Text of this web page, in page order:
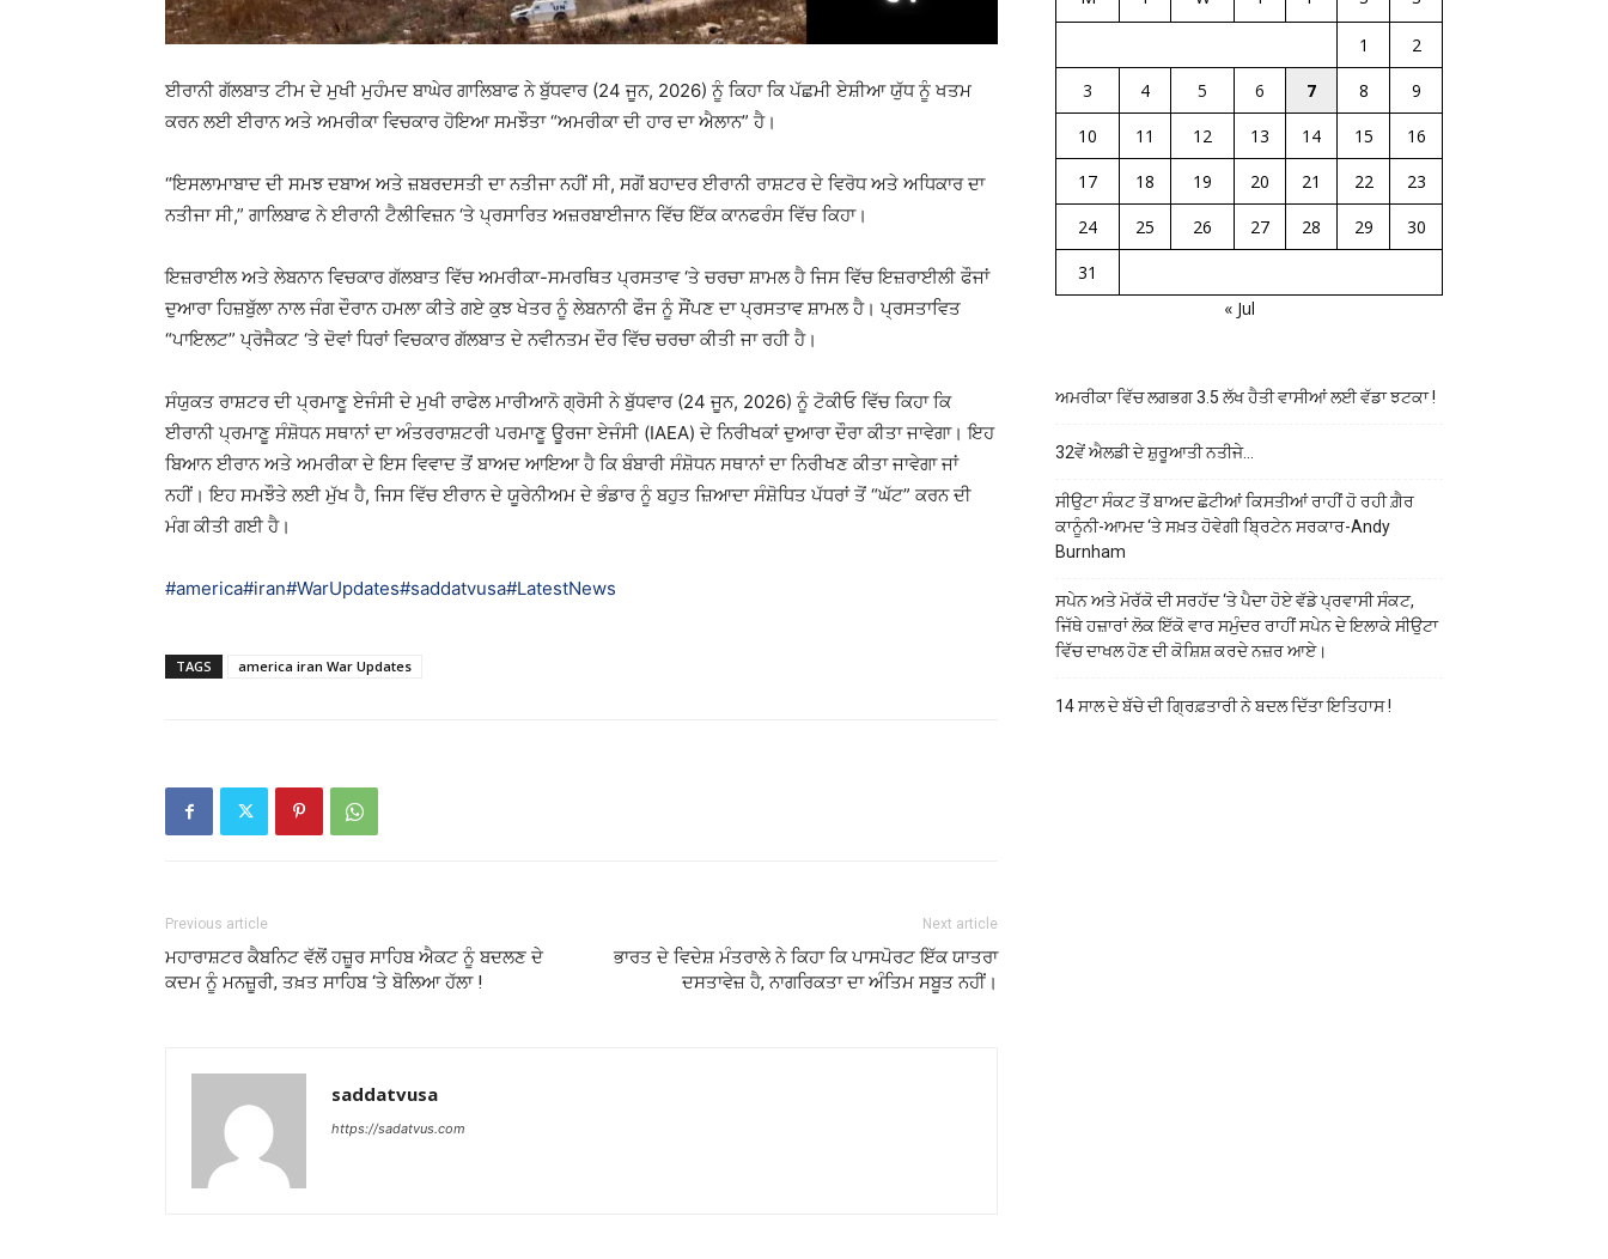
ਈਰਾਨੀ ਗੱਲਬਾਤ ਟੀਮ ਦੇ ਮੁਖੀ ਮੁਹੰਮਦ ਬਾਘੇਰ ਗਾਲਿਬਾਫ ਨੇ ਬੁੱਧਵਾਰ (24 ਜੂਨ, 2026) ਨੂੰ ਕਿਹਾ ਕਿ ਪੱਛਮੀ ਏਸ਼ੀਆ ਯੁੱਧ ਨੂੰ ਖਤਮ
ਕਰਨ ਲਈ ਈਰਾਨ ਅਤੇ ਅਮਰੀਕਾ ਵਿਚਕਾਰ ਹੋਇਆ ਸਮਝੌਤਾ “ਅਮਰੀਕਾ ਦੀ ਹਾਰ ਦਾ ਐਲਾਨ” ਹੈ।
“ਇਸਲਾਮਾਬਾਦ ਦੀ ਸਮਝ ਦਬਾਅ ਅਤੇ ਜ਼ਬਰਦਸਤੀ ਦਾ ਨਤੀਜਾ ਨਹੀਂ ਸੀ, ਸਗੋਂ ਬਹਾਦਰ ਈਰਾਨੀ ਰਾਸ਼ਟਰ ਦੇ ਵਿਰੋਧ ਅਤੇ ਅਧਿਕਾਰ ਦਾ
ਨਤੀਜਾ ਸੀ,” ਗਾਲਿਬਾਫ ਨੇ ਈਰਾਨੀ ਟੈਲੀਵਿਜ਼ਨ ‘ਤੇ ਪ੍ਰਸਾਰਿਤ ਅਜ਼ਰਬਾਈਜਾਨ ਵਿੱਚ ਇੱਕ ਕਾਨਫਰੰਸ ਵਿੱਚ ਕਿਹਾ।
ਇਜ਼ਰਾਈਲ ਅਤੇ ਲੇਬਨਾਨ ਵਿਚਕਾਰ ਗੱਲਬਾਤ ਵਿੱਚ ਅਮਰੀਕਾ-ਸਮਰਥਿਤ ਪ੍ਰਸਤਾਵ ‘ਤੇ ਚਰਚਾ ਸ਼ਾਮਲ ਹੈ ਜਿਸ ਵਿੱਚ ਇਜ਼ਰਾਈਲੀ ਫੌਜਾਂ
ਦੁਆਰਾ ਹਿਜ਼ਬੁੱਲਾ ਨਾਲ ਜੰਗ ਦੌਰਾਨ ਹਮਲਾ ਕੀਤੇ ਗਏ ਕੁਝ ਖੇਤਰ ਨੂੰ ਲੇਬਨਾਨੀ ਫੌਜ ਨੂੰ ਸੌਂਪਣ ਦਾ ਪ੍ਰਸਤਾਵ ਸ਼ਾਮਲ ਹੈ। ਪ੍ਰਸਤਾਵਿਤ
“ਪਾਇਲਟ” ਪ੍ਰੋਜੈਕਟ ‘ਤੇ ਦੋਵਾਂ ਧਿਰਾਂ ਵਿਚਕਾਰ ਗੱਲਬਾਤ ਦੇ ਨਵੀਨਤਮ ਦੌਰ ਵਿੱਚ ਚਰਚਾ ਕੀਤੀ ਜਾ ਰਹੀ ਹੈ।
ਸੰਯੁਕਤ ਰਾਸ਼ਟਰ ਦੀ ਪ੍ਰਮਾਣੂ ਏਜੰਸੀ ਦੇ ਮੁਖੀ ਰਾਫੇਲ ਮਾਰੀਆਨੋ ਗ੍ਰੋਸੀ ਨੇ ਬੁੱਧਵਾਰ (24 ਜੂਨ, 2026) ਨੂੰ ਟੋਕੀਓ ਵਿੱਚ ਕਿਹਾ ਕਿ
ਈਰਾਨੀ ਪ੍ਰਮਾਣੂ ਸੰਸ਼ੋਧਨ ਸਥਾਨਾਂ ਦਾ ਅੰਤਰਰਾਸ਼ਟਰੀ ਪਰਮਾਣੂ ਊਰਜਾ ਏਜੰਸੀ (IAEA) ਦੇ ਨਿਰੀਖਕਾਂ ਦੁਆਰਾ ਦੌਰਾ ਕੀਤਾ ਜਾਵੇਗਾ। ਇਹ
ਬਿਆਨ ਈਰਾਨ ਅਤੇ ਅਮਰੀਕਾ ਦੇ ਇਸ ਵਿਵਾਦ ਤੋਂ ਬਾਅਦ ਆਇਆ ਹੈ ਕਿ ਬੰਬਾਰੀ ਸੰਸ਼ੋਧਨ ਸਥਾਨਾਂ ਦਾ ਨਿਰੀਖਣ ਕੀਤਾ ਜਾਵੇਗਾ ਜਾਂ
ਨਹੀਂ। ਇਹ ਸਮਝੌਤੇ ਲਈ ਮੁੱਖ ਹੈ, ਜਿਸ ਵਿੱਚ ਈਰਾਨ ਦੇ ਯੂਰੇਨੀਅਮ ਦੇ ਭੰਡਾਰ ਨੂੰ ਬਹੁਤ ਜ਼ਿਆਦਾ ਸੰਸ਼ੋਧਿਤ ਪੱਧਰਾਂ ਤੋਂ “ਘੱਟ” ਕਰਨ ਦੀ
ਮੰਗ ਕੀਤੀ ਗਈ ਹੈ।
#america#iran#WarUpdates#saddatvusa#LatestNews
TAGS america iran War Updates
Previous article
ਮਹਾਰਾਸ਼ਟਰ ਕੈਬਨਿਟ ਵੱਲੋਂ ਹਜ਼ੂਰ ਸਾਹਿਬ ਐਕਟ ਨੂੰ ਬਦਲਣ ਦੇ
ਕਦਮ ਨੂੰ ਮਨਜ਼ੂਰੀ, ਤਖ਼ਤ ਸਾਹਿਬ ‘ਤੇ ਬੋਲਿਆ ਹੱਲਾ !
Next article
ਭਾਰਤ ਦੇ ਵਿਦੇਸ਼ ਮੰਤਰਾਲੇ ਨੇ ਕਿਹਾ ਕਿ ਪਾਸਪੋਰਟ ਇੱਕ ਯਾਤਰਾ
ਦਸਤਾਵੇਜ਼ ਹੈ, ਨਾਗਰਿਕਤਾ ਦਾ ਅੰਤਿਮ ਸਬੂਤ ਨਹੀਂ।
saddatvusa
https://sadatvus.com
1
2
3
4 5 6 7 8
9
10
11 12 13 14 15
16
17
18 19 20 21 22
23
24
25 26 27 28 29
30
31
« Jul
ਅਮਰੀਕਾ ਵਿੱਚ ਲਗਭਗ 3.5 ਲੱਖ ਹੈਤੀ ਵਾਸੀਆਂ ਲਈ ਵੱਡਾ ਝਟਕਾ !
32ਵੇਂ ਐਲਡੀ ਦੇ ਸ਼ੁਰੂਆਤੀ ਨਤੀਜੇ…
ਸੀਉਟਾ ਸੰਕਟ ਤੋਂ ਬਾਅਦ ਛੋਟੀਆਂ ਕਿਸਤੀਆਂ ਰਾਹੀਂ ਹੋ ਰਹੀ ਗ਼ੈਰ
ਕਾਨੂੰਨੀ-ਆਮਦ ‘ਤੇ ਸਖ਼ਤ ਹੋਵੇਗੀ ਬ੍ਰਿਟੇਨ ਸਰਕਾਰ-Andy
Burnham
ਸਪੇਨ ਅਤੇ ਮੋਰੱਕੋ ਦੀ ਸਰਹੱਦ ‘ਤੇ ਪੈਦਾ ਹੋਏ ਵੱਡੇ ਪ੍ਰਵਾਸੀ ਸੰਕਟ,
ਜਿੱਥੇ ਹਜ਼ਾਰਾਂ ਲੋਕ ਇੱਕੋ ਵਾਰ ਸਮੁੰਦਰ ਰਾਹੀਂ ਸਪੇਨ ਦੇ ਇਲਾਕੇ ਸੀਉਟਾ
ਵਿੱਚ ਦਾਖਲ ਹੋਣ ਦੀ ਕੋਸ਼ਿਸ਼ ਕਰਦੇ ਨਜ਼ਰ ਆਏ।
14 ਸਾਲ ਦੇ ਬੱਚੇ ਦੀ ਗ੍ਰਿਫ਼ਤਾਰੀ ਨੇ ਬਦਲ ਦਿੱਤਾ ਇਤਿਹਾਸ !